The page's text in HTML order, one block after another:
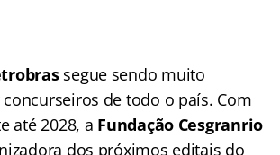
segue sendo muito
de todo o país. Com
até 2028, a Fundação Cesgranrio
dos próximos editais do